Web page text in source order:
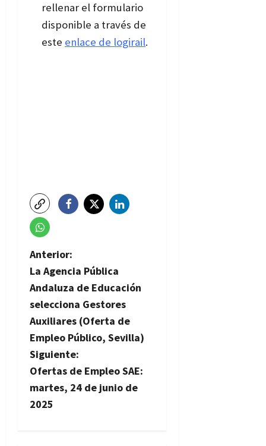
rellenar el formulario
disponible a través de
este enlace de logirail.
N
a
v
e
g
a
c
Anterior:
La Agencia Pública
Andaluza de Educación
selecciona Gestores
Auxiliares (Oferta de
Empleo Público, Sevilla)
Siguiente:
Ofertas de Empleo SAE:
martes, 24 de junio de
2025